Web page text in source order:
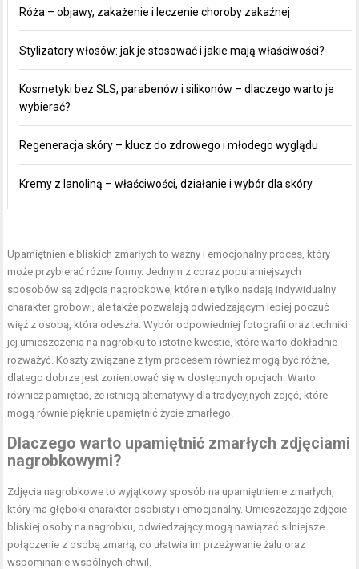
Róża – objawy, zakażenie i leczenie choroby zakaźnej
Stylizatory włosów: jak je stosować i jakie mają właściwości?
Kosmetyki bez SLS, parabenów i silikonów – dlaczego warto je
wybierać?
Regeneracja skóry – klucz do zdrowego i młodego wyglądu
Kremy z lanoliną – właściwości, działanie i wybór dla skóry
Upamiętnienie bliskich zmarłych to ważny i emocjonalny proces, który
może przybierać różne formy. Jednym z coraz popularniejszych
sposobów są zdjęcia nagrobkowe, które nie tylko nadają indywidualny
charakter grobowi, ale także pozwalają odwiedzającym lepiej poczuć
więź z osobą, która odeszła. Wybór odpowiedniej fotografii oraz techniki
jej umieszczenia na nagrobku to istotne kwestie, które warto dokładnie
rozważyć. Koszty związane z tym procesem również mogą być różne,
dlatego dobrze jest zorientować się w dostępnych opcjach. Warto
również pamiętać, że istnieją alternatywy dla tradycyjnych zdjęć, które
mogą równie pięknie upamiętnić życie zmarłego.
Dlaczego warto upamiętnić zmarłych zdjęciami
nagrobkowymi?
Zdjęcia nagrobkowe to wyjątkowy sposób na upamiętnienie zmarłych,
który ma głęboki charakter osobisty i emocjonalny. Umieszczając zdjęcie
bliskiej osoby na nagrobku, odwiedzający mogą nawiązać silniejsze
połączenie z osobą zmarłą, co ułatwia im przeżywanie żalu oraz
wspominanie wspólnych chwil.